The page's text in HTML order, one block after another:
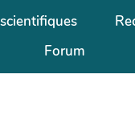
Forum